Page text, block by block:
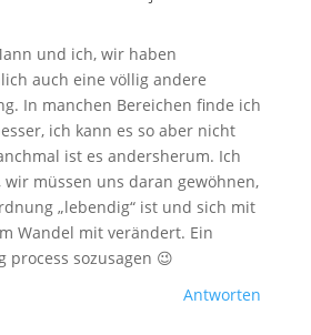
und ich, wir haben
auch eine völlig andere
In manchen Bereichen finde ich
ich kann es so aber nicht
ist es andersherum. Ich
wir müssen uns daran gewöhnen,
„lebendig“ ist und sich mit
Wandel mit verändert. Ein
process sozusagen 😉
Antworten